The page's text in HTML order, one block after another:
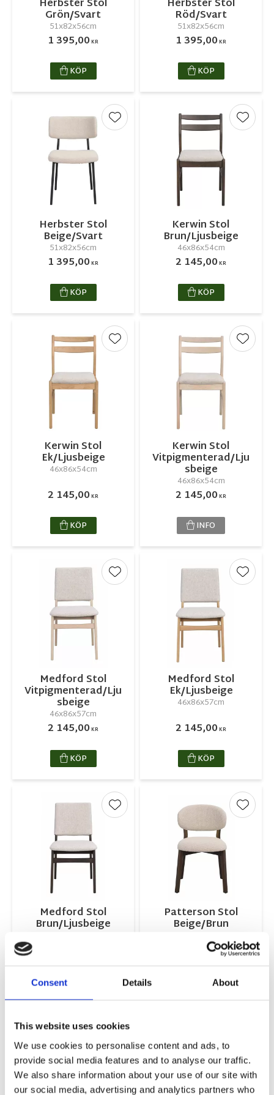
Consent Details About
This website uses cookies
We use cookies to personalise content and ads, to
provide social media features and to analyse our traffic.
We also share information about your use of our site with
our social media, advertising and analytics partners who
Herbster Stol
Grön/Svart
51x82x56cm
1 395,00KR
KÖP
Herbster Stol
Röd/Svart
51x82x56cm
1 395,00KR
KÖP
Herbster Stol
Beige/Svart
51x82x56cm
1 395,00KR
Lägg till i favoriter
KÖP
Kerwin Stol
Brun/Ljusbeige
46x86x54cm
2 145,00KR
Lägg
KÖP
Kerwin Stol
Ek/Ljusbeige
46x86x54cm
2 145,00KR
Lägg till i favoriter
KÖP
Kerwin Stol
Vitpigmenterad/Lju
sbeige
46x86x54cm
2 145,00KR
Lägg
INFO
Medford Stol
Vitpigmenterad/Lju
sbeige
46x86x57cm
2 145,00KR
Lägg till i favoriter
KÖP
Medford Stol
Ek/Ljusbeige
46x86x57cm
2 145,00KR
Lägg
KÖP
Medford Stol
Brun/Ljusbeige
Lägg till i favoriter
Patterson Stol
Beige/Brun
2 905,00KR
Lägg
KÖP
Lägg till i favoriter